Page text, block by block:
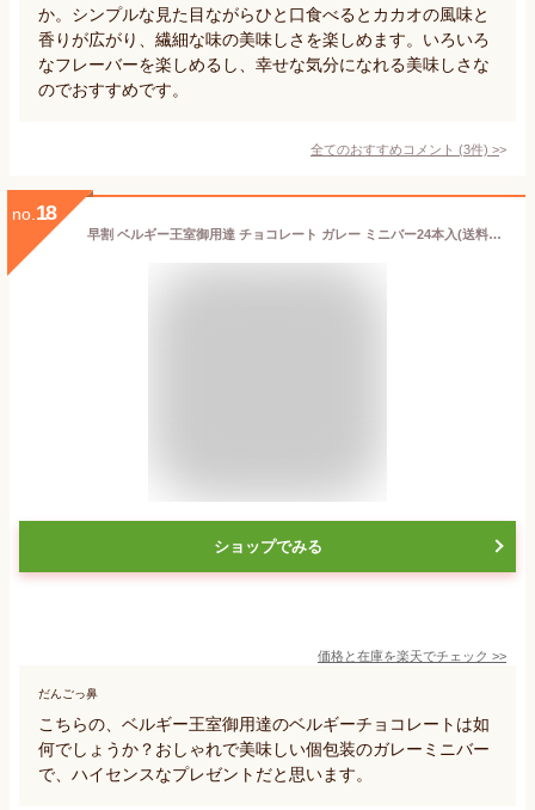
か。シンプルな見た目ながらひと口食べるとカカオの風味と
香りが広がり、繊細な味の美味しさを楽しめます。いろいろ
なフレーバーを楽しめるし、幸せな気分になれる美味しさな
のでおすすめです。
全てのおすすめコメント (3件) >
no. 18
早割 ベルギー王室御用達 チョコレート ガレー ミニバー24本入(送料込) ギフト 2026 お菓子 チョコ スイーツ 詰め合わせ 高級 有名 おしゃれ 個包装 小分け 誕生日 プレゼント 手土産 結婚祝い 退職 祝い 挨拶 香典返し 法事
ショップでみる
価格と在庫を楽天でチェック >>
だんごっ鼻
こちらの、ベルギー王室御用達のベルギーチョコレートは如
何でしょうか？おしゃれで美味しい個包装のガレーミニバー
で、ハイセンスなプレゼントだと思います。